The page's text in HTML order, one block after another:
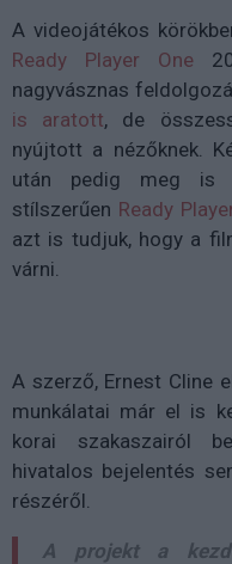
A videojátékos
Ready Player One
nagyvásznas
is aratott, de
nyújtott a nézőknek.
után pedig meg is
stílszerűen Ready
azt is tudjuk, hogy a
várni.
A szerző, Ernest Cline
munkálatai már el is
korai szakaszairól
hivatalos bejelentés
részéről.
A projekt a